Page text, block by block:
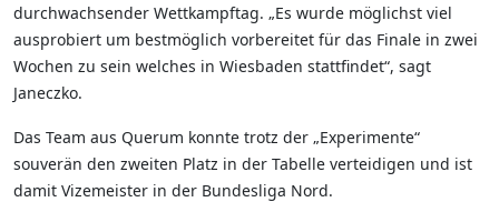
durchwachsender Wettkampftag. „Es wurde möglichst viel
ausprobiert um bestmöglich vorbereitet für das Finale in zwei
Wochen zu sein welches in Wiesbaden stattfindet“, sagt
Janeczko.
Das Team aus Querum konnte trotz der „Experimente“
souverän den zweiten Platz in der Tabelle verteidigen und ist
damit Vizemeister in der Bundesliga Nord.